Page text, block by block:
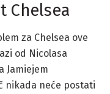
Chelsea
za Chelsea ove
od Nicolasa
Jamiejem
nikada neće postati